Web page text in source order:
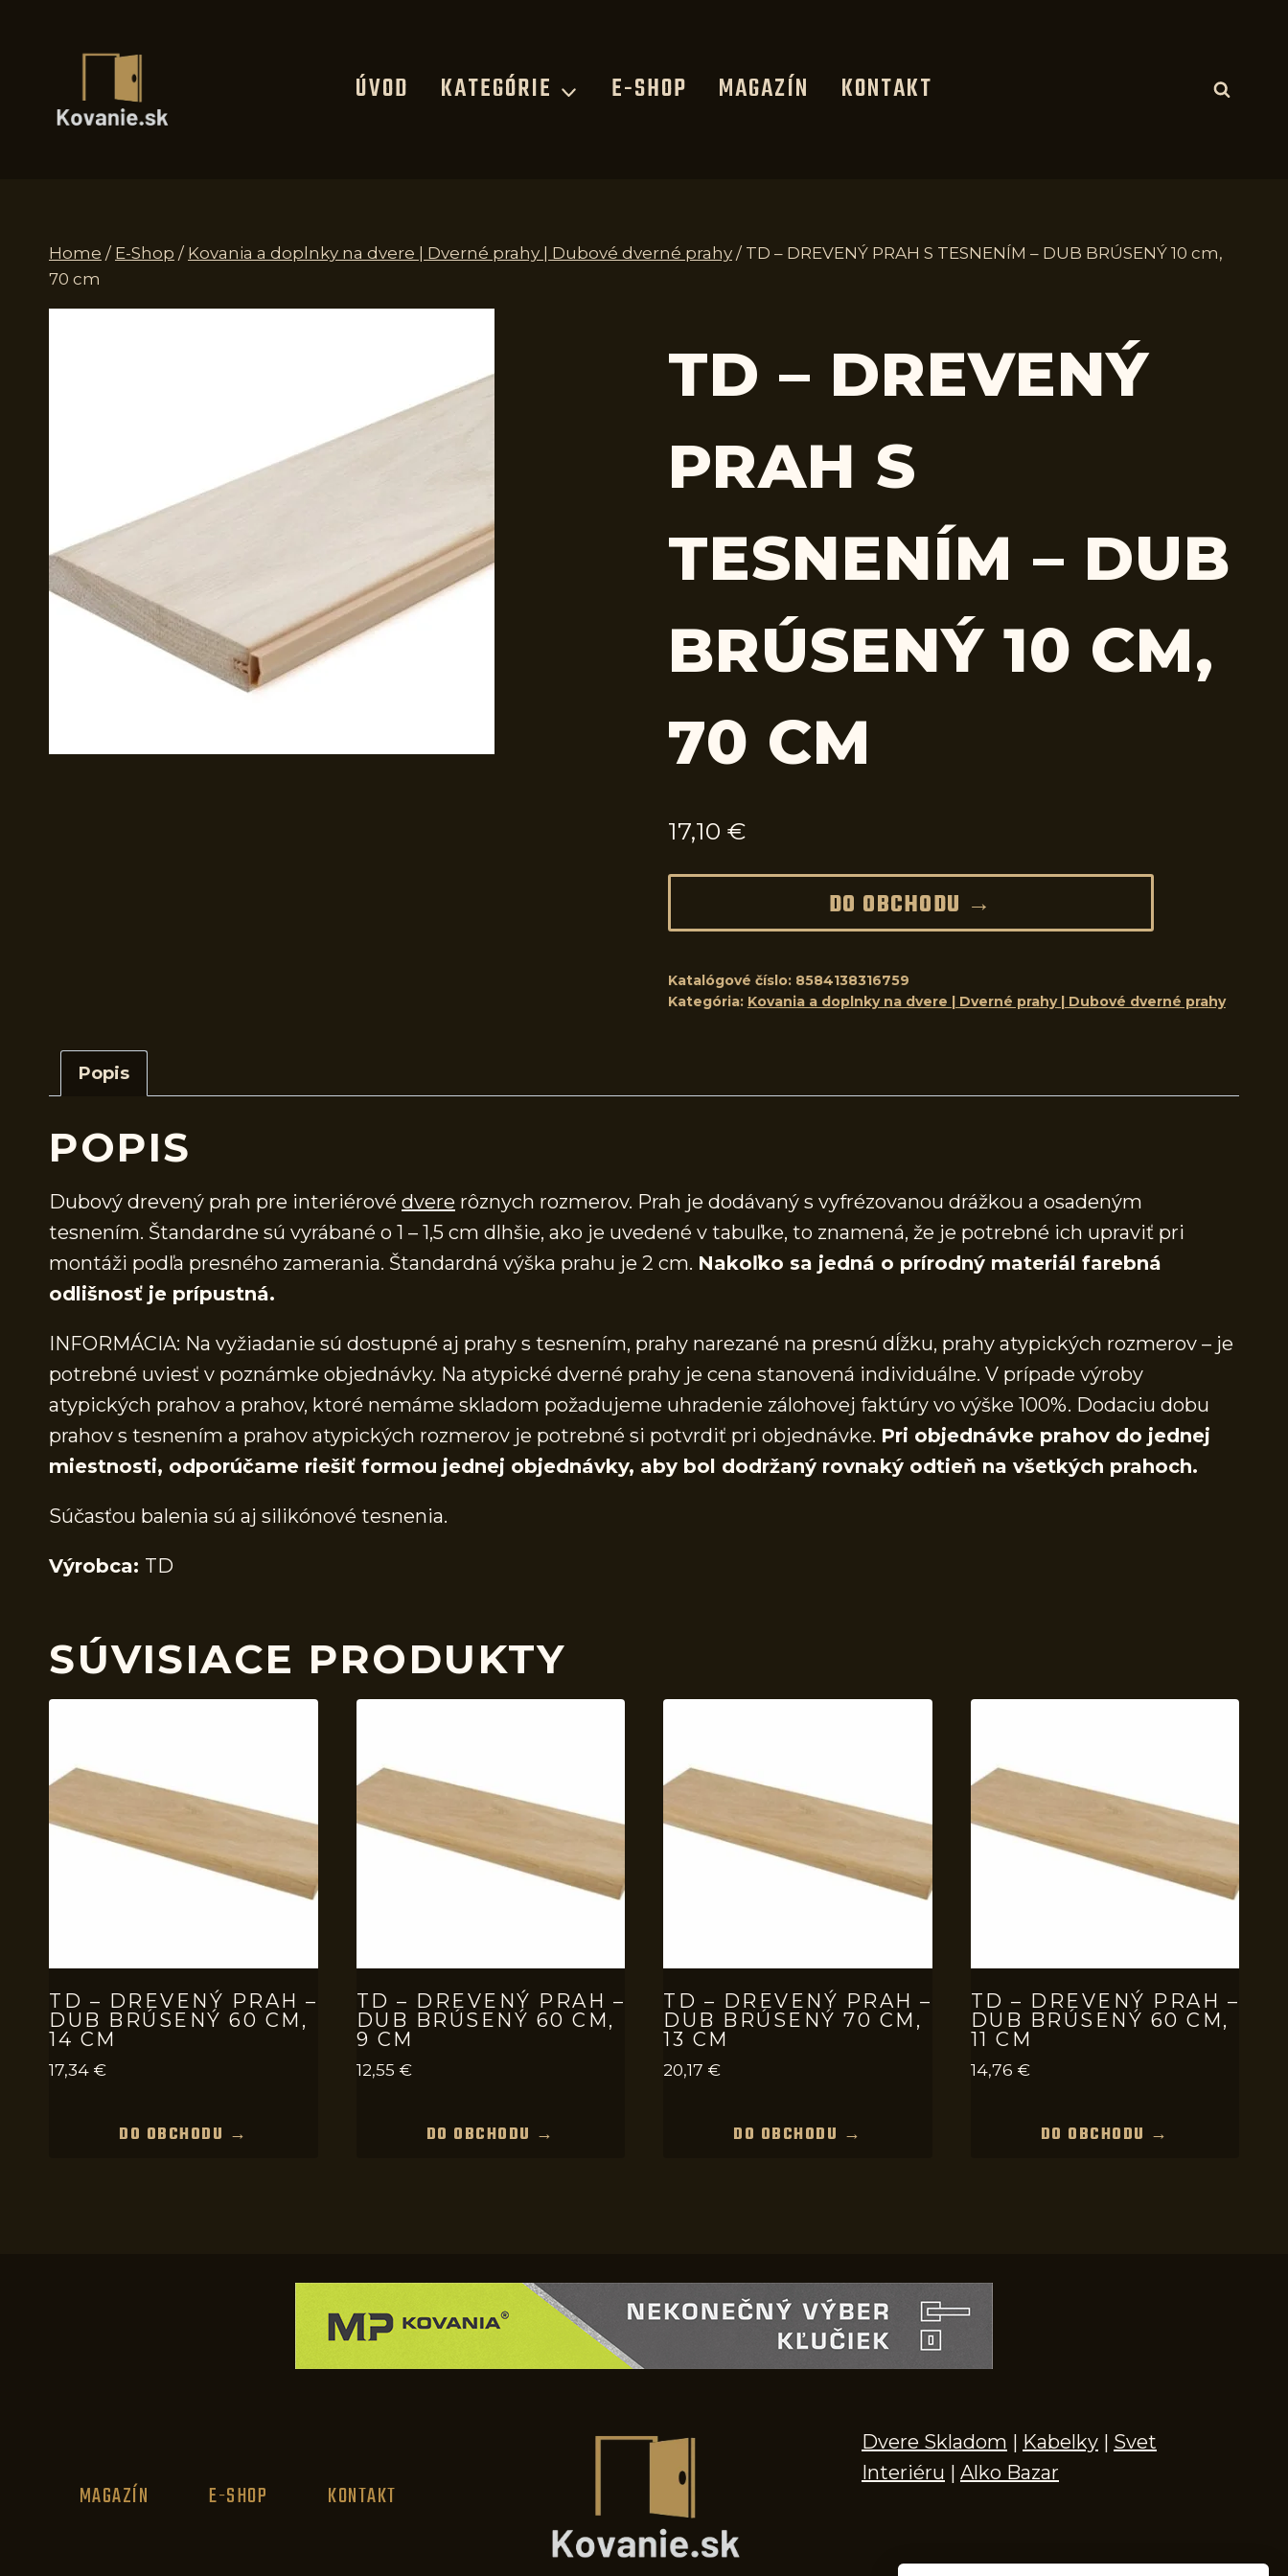
ÚVOD KATEGÓRIE E-SHOP MAGAZÍN KONTAKT
Home / E-Shop / Kovania a doplnky na dvere | Dverné prahy | Dubové dverné prahy / TD – DREVENÝ PRAH S TESNENÍM – DUB BRÚSENÝ 10 cm,
70 cm
TD – DREVENÝ
PRAH S
TESNENÍM – DUB
BRÚSENÝ 10 CM,
70 CM
17,10 €
DO OBCHODU →
Katalógové číslo: 8584138316759
Kategória: Kovania a doplnky na dvere | Dverné prahy | Dubové dverné prahy
Popis
POPIS
Dubový drevený prah pre interiérové dvere rôznych rozmerov. Prah je dodávaný s vyfrézovanou drážkou a osadeným
tesnením. Štandardne sú vyrábané o 1 – 1,5 cm dlhšie, ako je uvedené v tabuľke, to znamená, že je potrebné ich upraviť pri
montáži podľa presného zamerania. Štandardná výška prahu je 2 cm. Nakoľko sa jedná o prírodný materiál farebná
odlišnosť je prípustná.
INFORMÁCIA: Na vyžiadanie sú dostupné aj prahy s tesnením, prahy narezané na presnú dĺžku, prahy atypických rozmerov – je
potrebné uviesť v poznámke objednávky. Na atypické dverné prahy je cena stanovená individuálne. V prípade výroby
atypických prahov a prahov, ktoré nemáme skladom požadujeme uhradenie zálohovej faktúry vo výške 100%. Dodaciu dobu
prahov s tesnením a prahov atypických rozmerov je potrebné si potvrdiť pri objednávke. Pri objednávke prahov do jednej
miestnosti, odporúčame riešiť formou jednej objednávky, aby bol dodržaný rovnaký odtieň na všetkých prahoch.
Súčasťou balenia sú aj silikónové tesnenia.
Výrobca: TD
SÚVISIACE PRODUKTY
TD – DREVENÝ PRAH –
DUB BRÚSENÝ 60 CM,
14 CM
17,34 €
DO OBCHODU →
TD – DREVENÝ PRAH –
DUB BRÚSENÝ 60 CM,
9 CM
12,55 €
DO OBCHODU →
TD – DREVENÝ PRAH –
DUB BRÚSENÝ 70 CM,
13 CM
20,17 €
DO OBCHODU →
TD – DREVENÝ PRAH –
DUB BRÚSENÝ 60 CM,
11 CM
14,76 €
DO OBCHODU →
MAGAZÍN E-SHOP KONTAKT
Dvere Skladom | Kabelky | Svet
Interiéru | Alko Bazar